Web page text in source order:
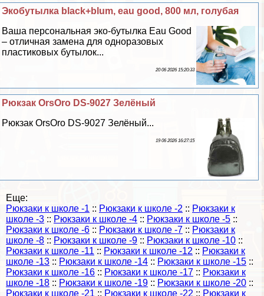
Экобутылка black+blum, eau good, 800 мл, гoлyбая
Ваша персональная эко-бутылка Eau Good
– отличная замена для одноразовых
пластиковых бутылок...
20 06 2026 15:20:33
Рюкзак OrsOro DS-9027 Зелёный
Рюкзак OrsOro DS-9027 Зелёный...
19 06 2026 16:27:15
Еще:
Рюкзаки к школе -1 :: Рюкзаки к школе -2 :: Рюкзаки к
школе -3 :: Рюкзаки к школе -4 :: Рюкзаки к школе -5 ::
Рюкзаки к школе -6 :: Рюкзаки к школе -7 :: Рюкзаки к
школе -8 :: Рюкзаки к школе -9 :: Рюкзаки к школе -10 ::
Рюкзаки к школе -11 :: Рюкзаки к школе -12 :: Рюкзаки к
школе -13 :: Рюкзаки к школе -14 :: Рюкзаки к школе -15 ::
Рюкзаки к школе -16 :: Рюкзаки к школе -17 :: Рюкзаки к
школе -18 :: Рюкзаки к школе -19 :: Рюкзаки к школе -20 ::
Рюкзаки к школе -21 :: Рюкзаки к школе -22 :: Рюкзаки к